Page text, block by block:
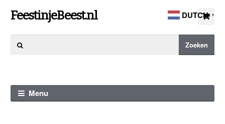
Ga
naar
navigatie
Ga
naar
de
FeestinjeBeest.nl
naar:
Zoeken
Menu
DUTCH ▼